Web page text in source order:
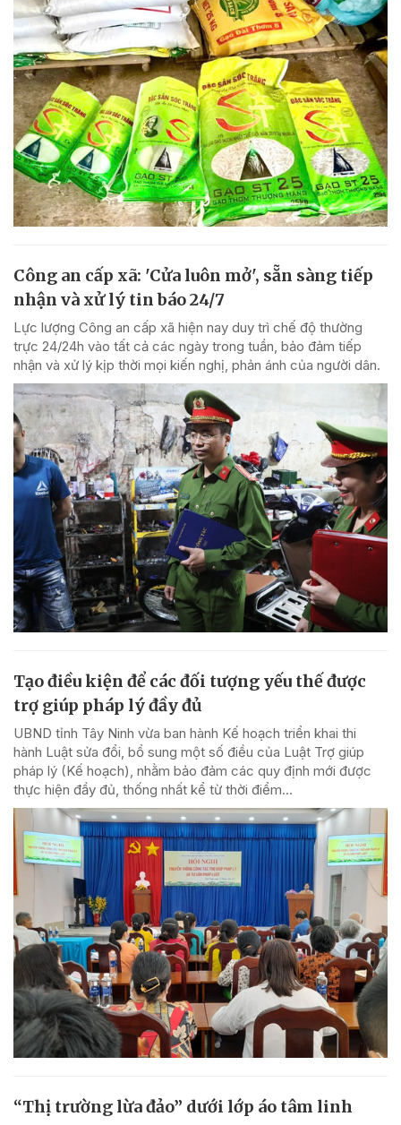
Công an cấp xã: 'Cửa luôn mở', sẵn sàng tiếp
nhận và xử lý tin báo 24/7
Lực lượng Công an cấp xã hiện nay duy trì chế độ thường
trực 24/24h vào tất cả các ngày trong tuần, bảo đảm tiếp
nhận và xử lý kịp thời mọi kiến nghị, phản ánh của người dân.
Tạo điều kiện để các đối tượng yếu thế được
trợ giúp pháp lý đầy đủ
UBND tỉnh Tây Ninh vừa ban hành Kế hoạch triển khai thi
hành Luật sửa đổi, bổ sung một số điều của Luật Trợ giúp
pháp lý (Kế hoạch), nhằm bảo đảm các quy định mới được
thực hiện đầy đủ, thống nhất kể từ thời điểm...
“Thị trường lừa đảo” dưới lớp áo tâm linh